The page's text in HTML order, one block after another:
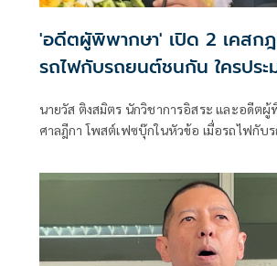
'อดีตผูัพิพากษา' เปิด 2 เคสก
รถไฟกับรถยนต์ชนกัน ใครประ
นายวัส ติงสมิตร นักวิชาการอิสระ และอดีต
ศาลฎีกา โพสต์เฟซบุ๊กในหัวข้อ เมื่อรถไฟกับ
เนื้อหาดังนี้